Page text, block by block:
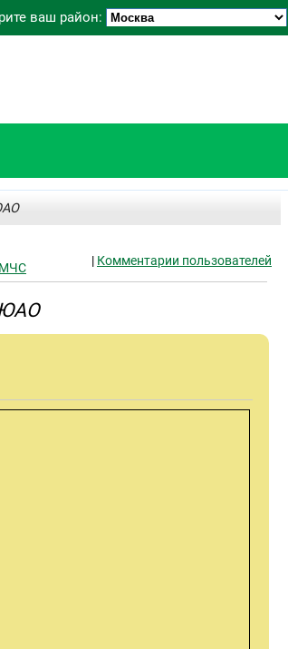
ваш район:
| Комментарии пользователей
МЧС
ЮАО